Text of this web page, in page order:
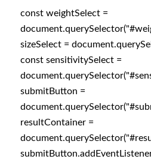
const weightSelect =
sizeSelect =
const sensitivitySelect =
submitButton =
resultContainer =